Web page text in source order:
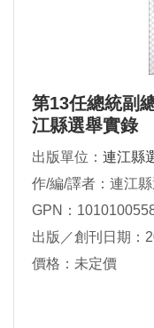
第13任總統副
江縣選舉實錄
出版單位： 連江縣
作/編/譯者：連江
GPN：
出版／創刊日期：
價格：未定價